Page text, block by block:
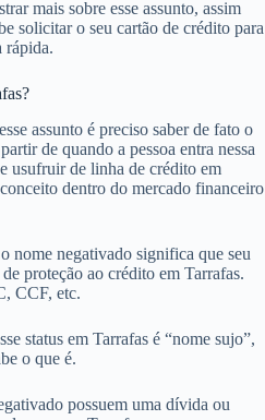
mais sobre esse assunto, assim
solicitar o seu cartão de crédito para
rápida.
assunto é preciso saber de fato o
de quando a pessoa entra nessa
usufruir de linha de crédito em
dentro do mercado financeiro
nome negativado significa que seu
proteção ao crédito em Tarrafas.
CCF, etc.
status em Tarrafas é “nome sujo”,
o que é.
possuem uma dívida ou